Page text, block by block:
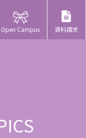
Open Campus 資料請求